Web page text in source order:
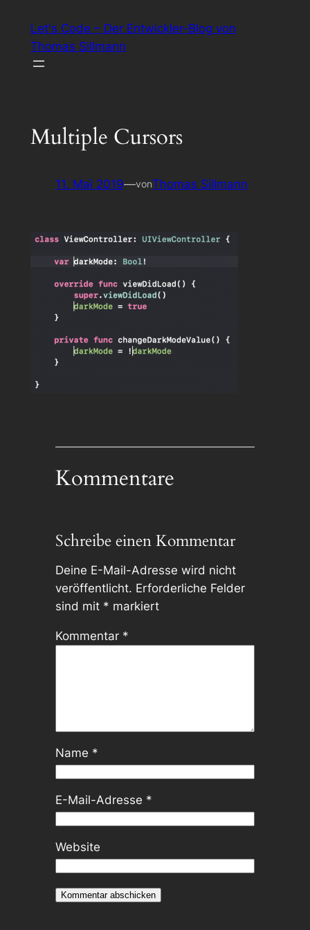
Inhalt
springen
Let's Code – Der Entwickler-Blog von
Thomas Sillmann
Multiple Cursors
11. Mai 2019—vonThomas Sillmann
Kommentare
Schreibe einen Kommentar
Deine E-Mail-Adresse wird nicht
veröffentlicht. Erforderliche Felder
sind mit * markiert
Kommentar *
Name *
E-Mail-Adresse *
Website